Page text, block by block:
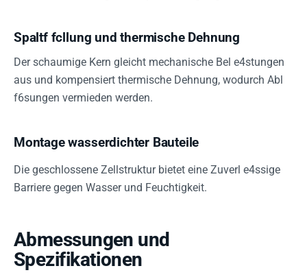
Spaltf fcllung und thermische Dehnung
Der schaumige Kern gleicht mechanische Bel e4stungen
aus und kompensiert thermische Dehnung, wodurch Abl
f6sungen vermieden werden.
Montage wasserdichter Bauteile
Die geschlossene Zellstruktur bietet eine Zuverl e4ssige
Barriere gegen Wasser und Feuchtigkeit.
Abmessungen und
Spezifikationen